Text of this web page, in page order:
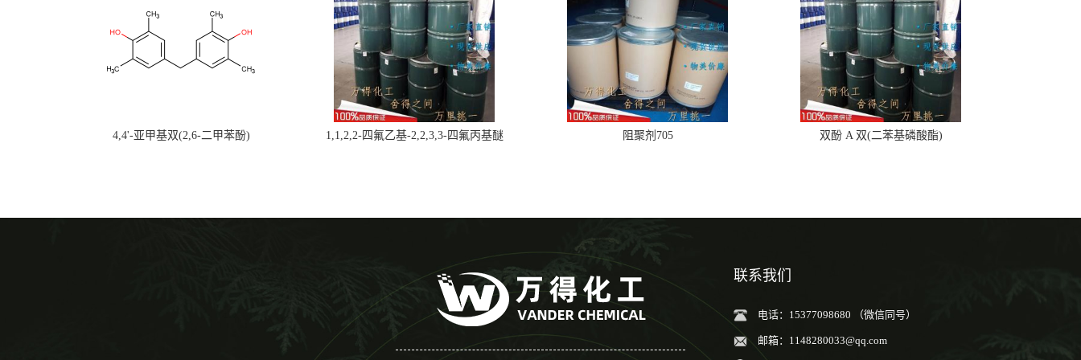
4,4'-亚甲基双(2,6-二甲苯酚) 1,1,2,2-四氟乙基-2,2,3,3-四氟丙基醚 阻聚剂705 双酚 A 双(二苯基磷酸酯)
联系我们
电话：15377098680 （微信同号）
邮箱： 1148280033@qq.com